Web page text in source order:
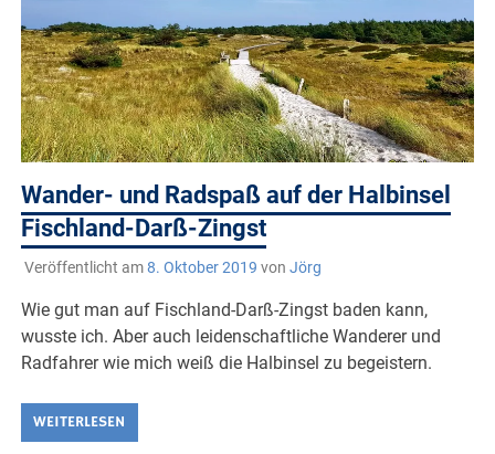
Wander- und Radspaß auf der Halbinsel
Fischland-Darß-Zingst
Veröffentlicht am8. Oktober 2019 von Jörg
Wie gut man auf Fischland-Darß-Zingst baden kann,
wusste ich. Aber auch leidenschaftliche Wanderer und
Radfahrer wie mich weiß die Halbinsel zu begeistern.
WEITERLESEN